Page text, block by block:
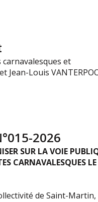
et
Jean-Louis
2026
SUR LA VOIE
CARNAVALESQUES LE
de Saint-Martin,